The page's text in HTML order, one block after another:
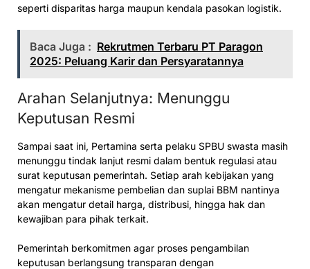
seperti disparitas harga maupun kendala pasokan logistik.
Baca Juga : Rekrutmen Terbaru PT Paragon
2025: Peluang Karir dan Persyaratannya
Arahan Selanjutnya: Menunggu
Keputusan Resmi
Sampai saat ini, Pertamina serta pelaku SPBU swasta masih
menunggu tindak lanjut resmi dalam bentuk regulasi atau
surat keputusan pemerintah. Setiap arah kebijakan yang
mengatur mekanisme pembelian dan suplai BBM nantinya
akan mengatur detail harga, distribusi, hingga hak dan
kewajiban para pihak terkait.
Pemerintah berkomitmen agar proses pengambilan
keputusan berlangsung transparan dengan